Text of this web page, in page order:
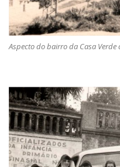
Aspecto do bairro da Casa